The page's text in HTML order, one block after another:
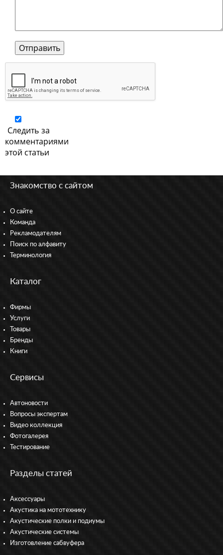
Следить за
комментариями
этой статьи
Знакомство с сайтом
О сайте
Команда
Рекламодателям
Поиск по алфавиту
Терминология
Каталог
Фирмы
Услуги
Товары
Бренды
Книги
Сервисы
Автоновости
Вопросы экспертам
Видео коллекция
Фотогалерея
Тестирование
Разделы статей
Аксессуары
Акустика на мототехнику
Акустические полки и подиумы
Акустические системы
Изготовление сабвуфера